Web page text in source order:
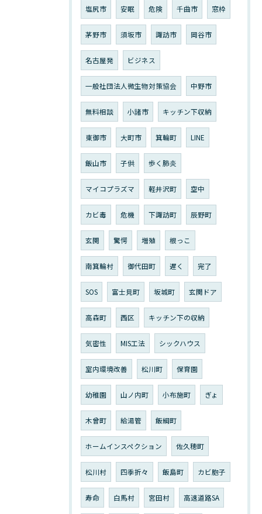
塩尻市 安眠 危険 千曲市 窓枠
茅野市 須坂市 諏訪市 岡谷市
名古屋発 ビジネス
一般社団法人微生物対策協会 中野市
無料相談 小諸市 キッチン下収納
東御市 大町市 箕輪町 LINE
飯山市 子供 歩く肺炎
マイコプラズマ 軽井沢町 空中
カビ毒 危機 下諏訪町 辰野町
玄関 驚愕 増殖 根っこ
南箕輪村 御代田町 遅く 完了
SOS 富士見町 坂城町 玄関ドア
高森町 西区 キッチン下の収納
気密性 MIS工法 シックハウス
室内環境改善 松川町 保育園
幼稚園 山ノ内町 小布施町 ぎょ
木曾町 給湯管 飯綱町
ホームインスペクション 佐久穂町
松川村 四季折々 飯島町 カビ胞子
寿命 白馬村 宮田村 高速道路SA